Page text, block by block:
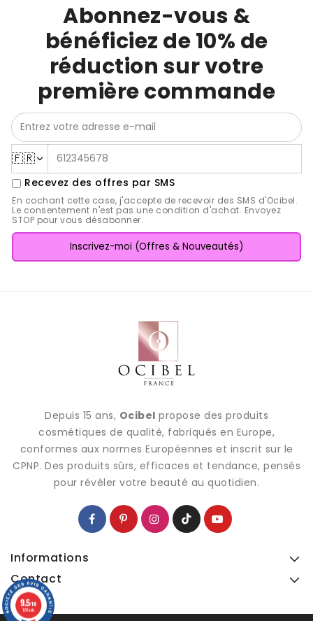
Abonnez-vous &
bénéficiez de 10% de
réduction sur votre
première commande
🇫🇷
Recevez des offres par SMS
En cochant cette case, j'accepte de recevoir des SMS d'Ocibel.
Le consentement n'est pas une condition d'achat. Envoyez
STOP pour vous désabonner.
Inscrivez-moi (Offres & Nouveautés)
Depuis 15 ans, Ocibel propose des produits
cosmétiques de qualité, fabriqués en Europe,
conformes aux normes Européennes et inscrit sur le
CPNP. Des produits sûrs, efficaces et tendance, pensés
pour révéler votre beauté au quotidien.
Informations
Contact
9.5/10
128 avis
9.5/10
128 avis